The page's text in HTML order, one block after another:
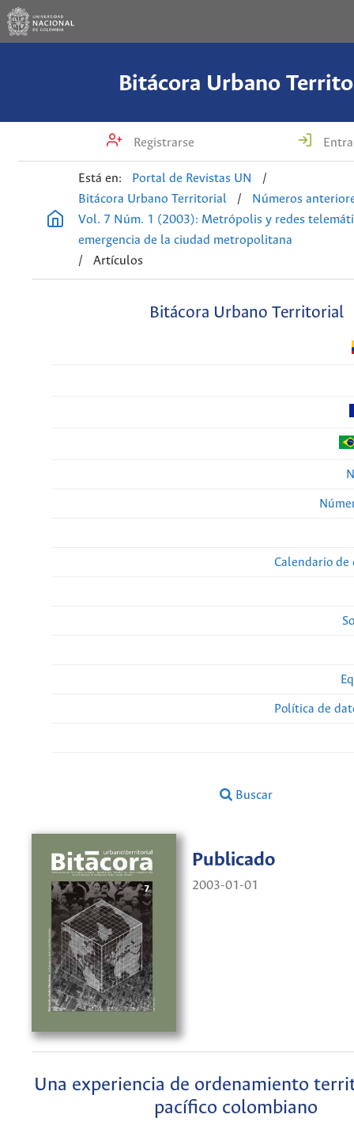
Bitácora Urbano
Registrarse
Está en: Portal de Revistas UN
/
Bitácora Urbano Territorial
/
Números
Vol. 7 Núm. 1 (2003): Metrópolis y redes
emergencia de la ciudad metropolitana
/
Artículos
Bitácora Urbano Territorial
Calendario de
Política de
Buscar
Publicado
2003-01-01
Una experiencia de ordenamiento
pacífico colombiano